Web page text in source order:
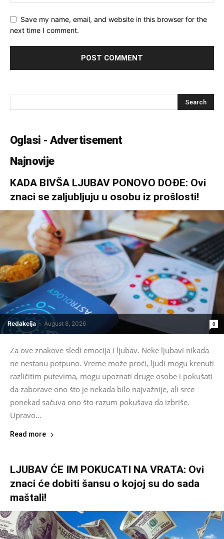
Save my name, email, and website in this browser for the
next time I comment.
Oglasi - Advertisement
Najnovije
KADA BIVŠA LJUBAV PONOVO DOĐE: Ovi
znaci se zaljubljuju u osobu iz prošlosti!
Redakcija - August 8, 2026 0
Za ove znakove sledi emocija i ljubav. Neke ljubavi nikada
ne nestanu potpuno. Vreme može proći, ljudi mogu krenuti
različitim putevima, mogu upoznati druge osobe i pokušati
da zaborave ono što je nekada bilo najvažnije, ali srce
ponekad sačuva ono što razum pokušava da izbriše.
Upravo...
Read more
LJUBAV ĆE IM POKUCATI NA VRATA: Ovi
znaci će dobiti šansu o kojoj su do sada
maštali!